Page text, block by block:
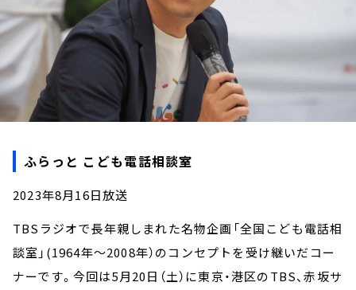
ふらっと こども電話相談室
2023年8月16日放送
TBSラジオで長年親しまれた名物企画「全国こども電話相
談室」(1964年～2008年）のコンセプトを受け継いだコー
ナーです。今回は5月20日（土）に東京・港区のTBS、赤坂サ